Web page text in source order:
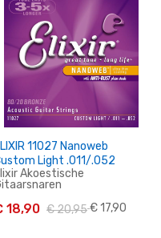
11027 Nanoweb
Light .011/.052
Akoestische
18,90 € 20,95€ 17,90